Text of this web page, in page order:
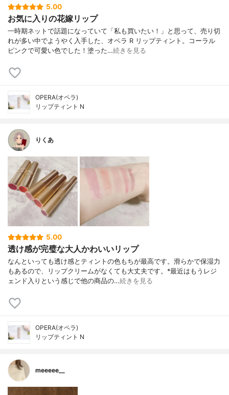
5.00
お気に入りの花嫁リップ
一時期ネットで話題になっていて「私も買いたい！」と思って、売り切
れが多い中でようやく入手した、オペラ R リップティント。コーラル
ピンクで可愛い色でした！塗った…続きを見る
OPERA(オペラ)
リップティント N
りくあ
5.00
透け感が完璧な大人かわいいリップ
なんといっても透け感とティントの色もちが最高です。滑らかで保湿力
もあるので、リップクリームがなくても大丈夫です。*最近はもうレジ
ェンド入りという感じで他の商品の…続きを見る
OPERA(オペラ)
リップティント N
meeeee__